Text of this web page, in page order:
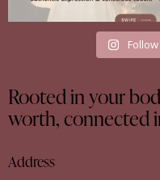
Rooted in your
worth, connected
Address